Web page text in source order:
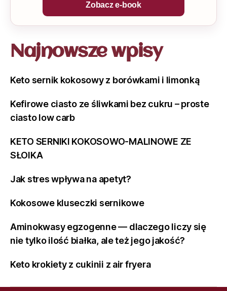
Zobacz e-book
Najnowsze wpisy
Keto sernik kokosowy z borówkami i limonką
Kefirowe ciasto ze śliwkami bez cukru – proste
ciasto low carb
KETO SERNIKI KOKOSOWO-MALINOWE ZE
SŁOIKA
Jak stres wpływa na apetyt?
Kokosowe kluseczki sernikowe
Aminokwasy egzogenne — dlaczego liczy się
nie tylko ilość białka, ale też jego jakość?
Keto krokiety z cukinii z air fryera